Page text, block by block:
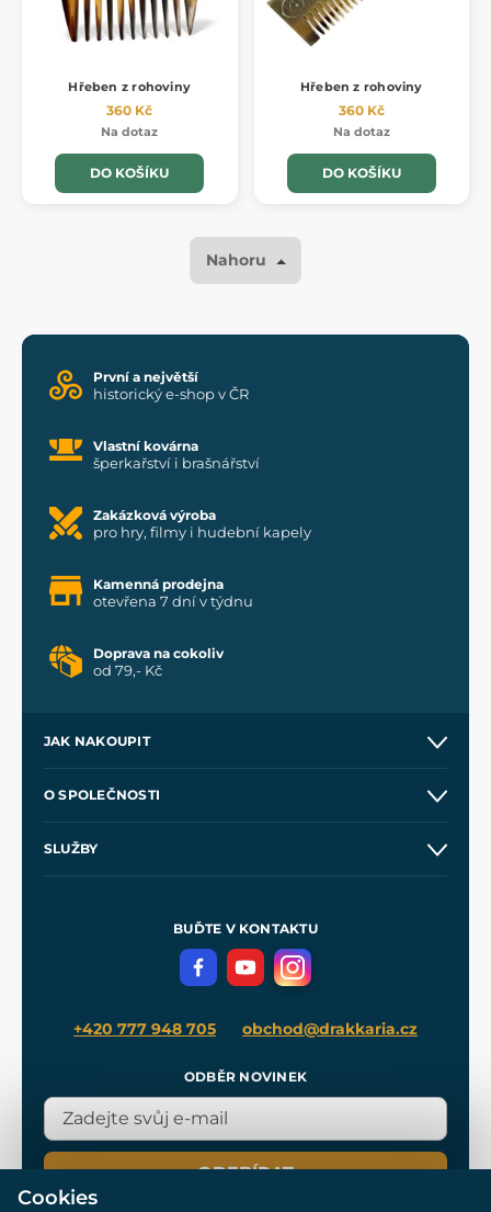
Hřeben z rohoviny
360 Kč
Na dotaz
DO KOŠÍKU
Hřeben z rohoviny
360 Kč
Na dotaz
DO KOŠÍKU
Nahoru
První a největší
historický e-shop v ČR
Vlastní kovárna
šperkařství i brašnářství
Zakázková výroba
pro hry, filmy i hudební kapely
Kamenná prodejna
otevřena 7 dní v týdnu
Doprava na cokoliv
od 79,- Kč
JAK NAKOUPIT
Velkoobchod
O SPOLEČNOSTI
SLUŽBY
Meče pro Kingdom Come
BUĎTE V KONTAKTU
+420 777 948 705 obchod@drakkaria.cz
ODBĚR NOVINEK
ODEBÍRAT
Cookies